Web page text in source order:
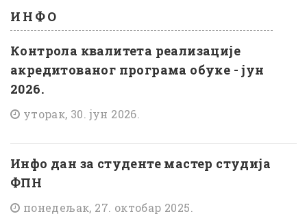
ИНФО
Контрола квалитета реализације
акредитованог програма обуке - јун
2026.
уторак, 30. јун 2026.
Инфо дан за студенте мастер студија
ФПН
понедељак, 27. октобар 2025.